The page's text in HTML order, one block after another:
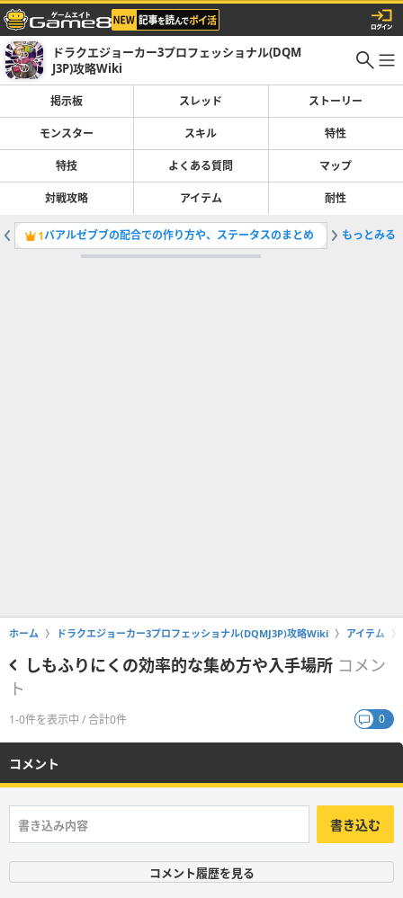
ドラクエジョーカー3プロフェッショナル(DQM
J3P)攻略Wiki
掲示板 スレッド ストーリー
モンスター スキル 特性
特技 よくある質問 マップ
対戦攻略 アイテム 耐性
1バアルゼブブの配合での作り方や、ステータスのまとめ 2ギガデ
もっとみる
ホーム ドラクエジョーカー3プロフェッショナル(DQMJ3P)攻略Wiki アイテム
しもふりにくの効率的な集め方や入手場所 コメン
ト
1-0件を表示中 / 合計0件 0
コメント
書き込む
コメント履歴を見る